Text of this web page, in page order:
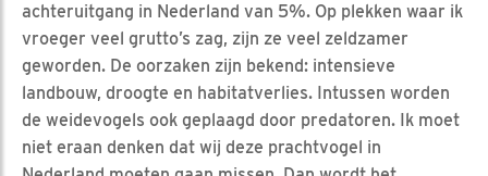
achteruitgang in Nederland van 5%. Op plekken waar ik
vroeger veel grutto’s zag, zijn ze veel zeldzamer
geworden. De oorzaken zijn bekend: intensieve
landbouw, droogte en habitatverlies. Intussen worden
de weidevogels ook geplaagd door predatoren. Ik moet
niet eraan denken dat wij deze prachtvogel in